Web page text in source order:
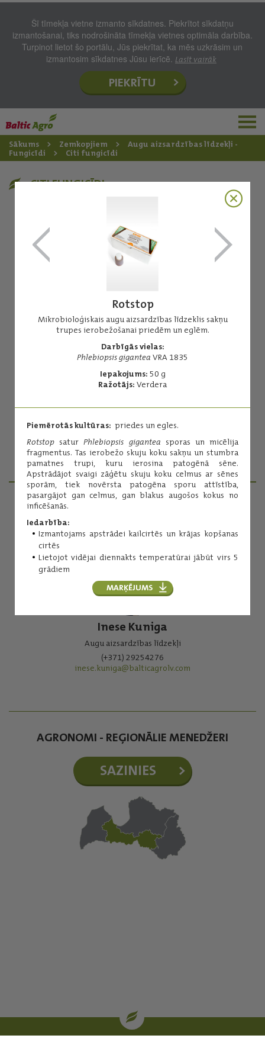
Šī tīmekļa vietne izmanto sīkdatnes. Piekrītot sīkdatņu
izmantošanai, tiks nodrošināta tīmekļa vietnes optimāla darbība.
Turpinot lietot šo portālu, Jūs piekrītat, ka mēs uzkrāsim un
izmantosim sīkdatnes Jūsu ierīcē. Lasīt vairāk
PIEKRĪTU
Sākums Zemkopjiem
Augu aizsardzības līdzekļi -
Fungicīdi
Citi fungicīdi
Rotstop
Mikrobioloģiskais augu aizsardzības līdzeklis sakņu
trupes ierobežošanai priedēm un eglēm.
Darbīgās vielas:
Phlebiopsis gigantea VRA 1835
Iepakojums: 50 g
Ražotājs: Verdera
Piemērotās kultūras: priedes un egles.
Rotstop saturPhlebiopsis gigantea sporas un micēlija
fragmentus. Tas ierobežo skuju koku sakņu un stumbra
pamatnes trupi, kuru ierosina patogēnā sēne.
Apstrādājot svaigi zāģētu skuju koku celmus ar sēnes
sporām, tiek novērsta patogēna sporu attīstība,
pasargājot gan celmus, gan blakus augošos kokus no
inficēšanās.
Iedarbība:
Izmantojams apstrādei kailcirtēs un krājas kopšanas
cirtēs
Lietojot vidējai diennakts temperatūrai jābūt virs 5
grādiem
MARĶĒJUMS
CITI FUNGICĪDI
Blue Stump Marker
Ūdenī šķīstošas tabletes stumbra ārstēšanas kontrolei.
Darbīgās vielas:
briljantzilais FCF - 25%
Iepakojums:50 tabletes
Ražotājs:Verdera
Lasīt vairāk
PRODUKTU MENEDŽERI
Inese Kuniga
Augu aizsardzības līdzekļi
(+371) 29254276
inese.kuniga@balticagrolv.com
AGRONOMI - REĢIONĀLIE MENEDŽERI
SAZINIES